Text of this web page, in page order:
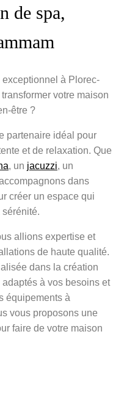
de spa,
exceptionnel à Plorec-
votre maison
être ?
partenaire idéal pour
et de relaxation. Que
, un jacuzzi, un
dans
créer un espace qui
allions expertise et
de haute qualité.
dans la création
à vos besoins et
équipements à
vous proposons une
faire de votre maison